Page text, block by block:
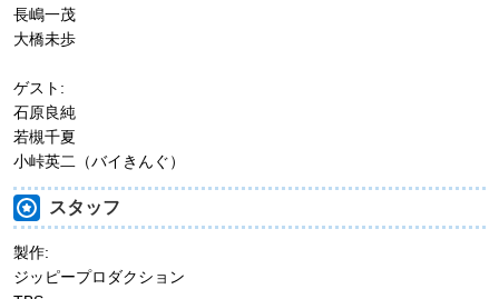
長嶋一茂
大橋未歩
ゲスト:
石原良純
若槻千夏
小峠英二（バイきんぐ）
スタッフ
製作:
ジッピープロダクション